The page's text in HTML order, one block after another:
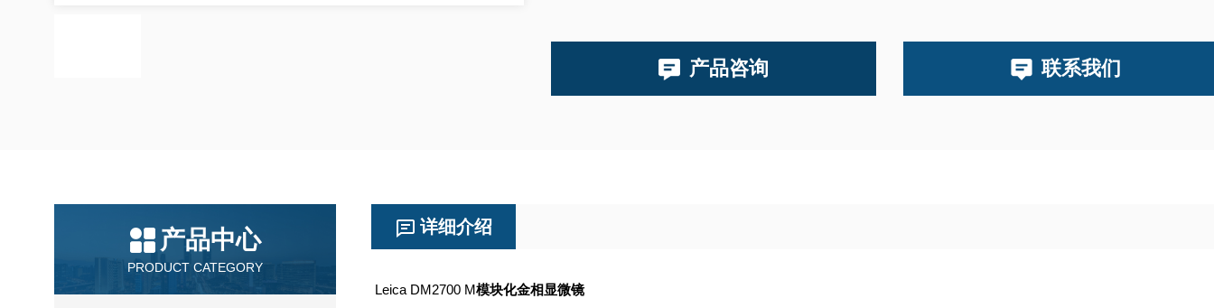
产品咨询 联系我们
产品中心
PRODUCT CATEGORY
详细介绍
Leica DM2700 M模块化金相显微镜